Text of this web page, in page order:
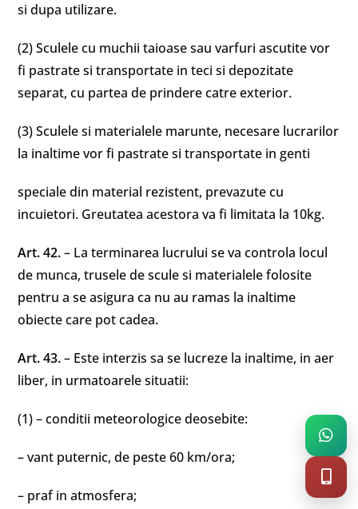
si dupa utilizare.
(2) Sculele cu muchii taioase sau varfuri ascutite vor
fi pastrate si transportate in teci si depozitate
separat, cu partea de prindere catre exterior.
(3) Sculele si materialele marunte, necesare lucrarilor
la inaltime vor fi pastrate si transportate in genti
speciale din material rezistent, prevazute cu
incuietori. Greutatea acestora va fi limitata la 10kg.
Art. 42.– La terminarea lucrului se va controla locul
de munca, trusele de scule si materialele folosite
pentru a se asigura ca nu au ramas la inaltime
obiecte care pot cadea.
Art. 43.– Este interzis sa se lucreze la inaltime, in aer
liber, in urmatoarele situatii:
(1) – conditii meteorologice deosebite:
– vant puternic, de peste 60 km/ora;
– praf in atmosfera;